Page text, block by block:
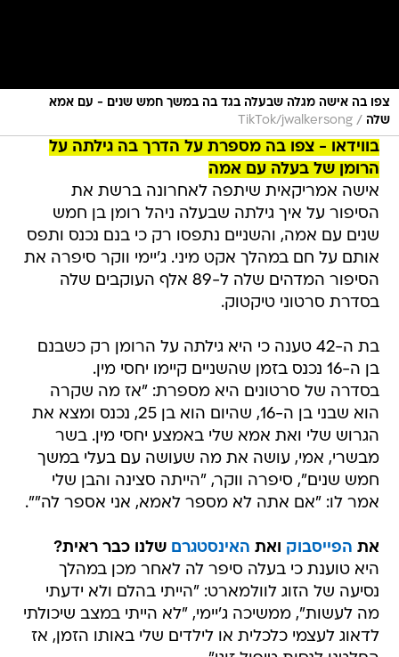
צפו בה אישה מגלה שבעלה בגד בה במשך חמש שנים - עם אמא
שלה /
TikTok/jwalkersong
בווידאו - צפו בה מספרת על הדרך בה גילתה על
הרומן של בעלה עם אמה
אישה אמריקאית שיתפה לאחרונה ברשת את
הסיפור על איך גילתה שבעלה ניהל רומן בן חמש
שנים עם אמה, והשניים נתפסו רק כי בנם נכנס ותפס
אותם על חם במהלך אקט מיני. ג'יימי ווקר סיפרה את
הסיפור המדהים שלה ל-89 אלף העוקבים שלה
בסדרת סרטוני טיקטוק.
בת ה-42 טענה כי היא גילתה על הרומן רק כשבנם
בן ה-16 נכנס בזמן שהשניים קיימו יחסי מין.
בסדרה של סרטונים היא מספרת: "אז מה שקרה
הוא שבני בן ה-16, שהיום הוא בן 25, נכנס ומצא את
הגרוש שלי ואת אמא שלי באמצע יחסי מין. בשר
מבשרי, אמי, עושה את מה שעושה עם בעלי במשך
חמש שנים", סיפרה ווקר, "הייתה סצינה והבן שלי
אמר לו: "אם אתה לא מספר לאמא, אני אספר לה"".
את הפייסבוק ואת האינסטגרם שלנו כבר ראית?
היא טוענת כי בעלה סיפר לה לאחר מכן במהלך
נסיעה של הזוג לוולמארט: "הייתי בהלם ולא ידעתי
מה לעשות", ממשיכה ג'יימי, "לא הייתי במצב שיכולתי
לדאוג לעצמי כלכלית או לילדים שלי באותו הזמן, אז